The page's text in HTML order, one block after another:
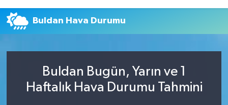
Buldan Hava Durumu
Buldan Bugün, Yarın ve 1
Haftalık Hava Durumu Tahmini
Tüm Manşetler
Son Dakika Haberleri